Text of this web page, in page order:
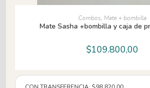
AÑADIR AL CARRITO
Combos, Mate + bombilla
Mate Sasha +bombilla y caja de
$109.800,00